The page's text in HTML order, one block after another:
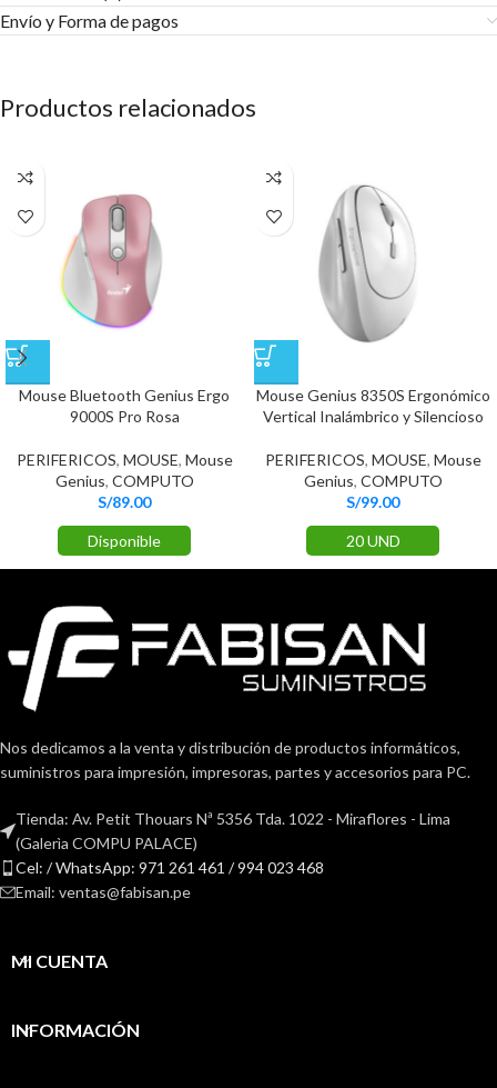
Envío y Forma de pagos​
Productos relacionados
Mouse Bluetooth Genius Ergo
9000S Pro Rosa
PERIFERICOS, MOUSE, Mouse
Genius, COMPUTO
S/89.00
Disponible
Mouse Genius 8350S Ergonómico
Vertical Inalámbrico y Silencioso
PERIFERICOS, MOUSE, Mouse
Genius, COMPUTO
S/99.00
20 UND
Nos dedicamos a la venta y distribución de productos informáticos,
suministros para impresión, impresoras, partes y accesorios para PC.
Tienda: Av. Petit Thouars Nª 5356 Tda. 1022 - Miraflores - Lima
(Galerìa COMPU PALACE)
Cel: / WhatsApp: 971 261 461 / 994 023 468
Email: ventas@fabisan.pe
MI CUENTA
INFORMACIÓN